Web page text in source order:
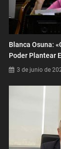
Blanca Osuna:
Poder Plantear
3 de junio de